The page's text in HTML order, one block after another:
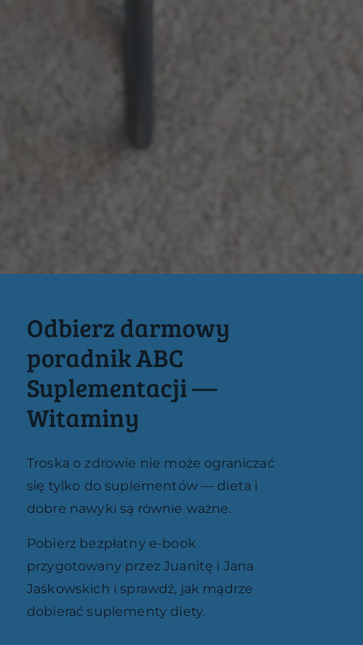
Odbierz darmowy
poradnik ABC
Suplementacji —
Witaminy
Troska o zdrowie nie może ograniczać
się tylko do suplementów — dieta i
dobre nawyki są równie ważne.
Pobierz bezpłatny e-book
przygotowany przez Juanitę i Jana
Jaśkowskich i sprawdź, jak mądrze
dobierać suplementy diety.